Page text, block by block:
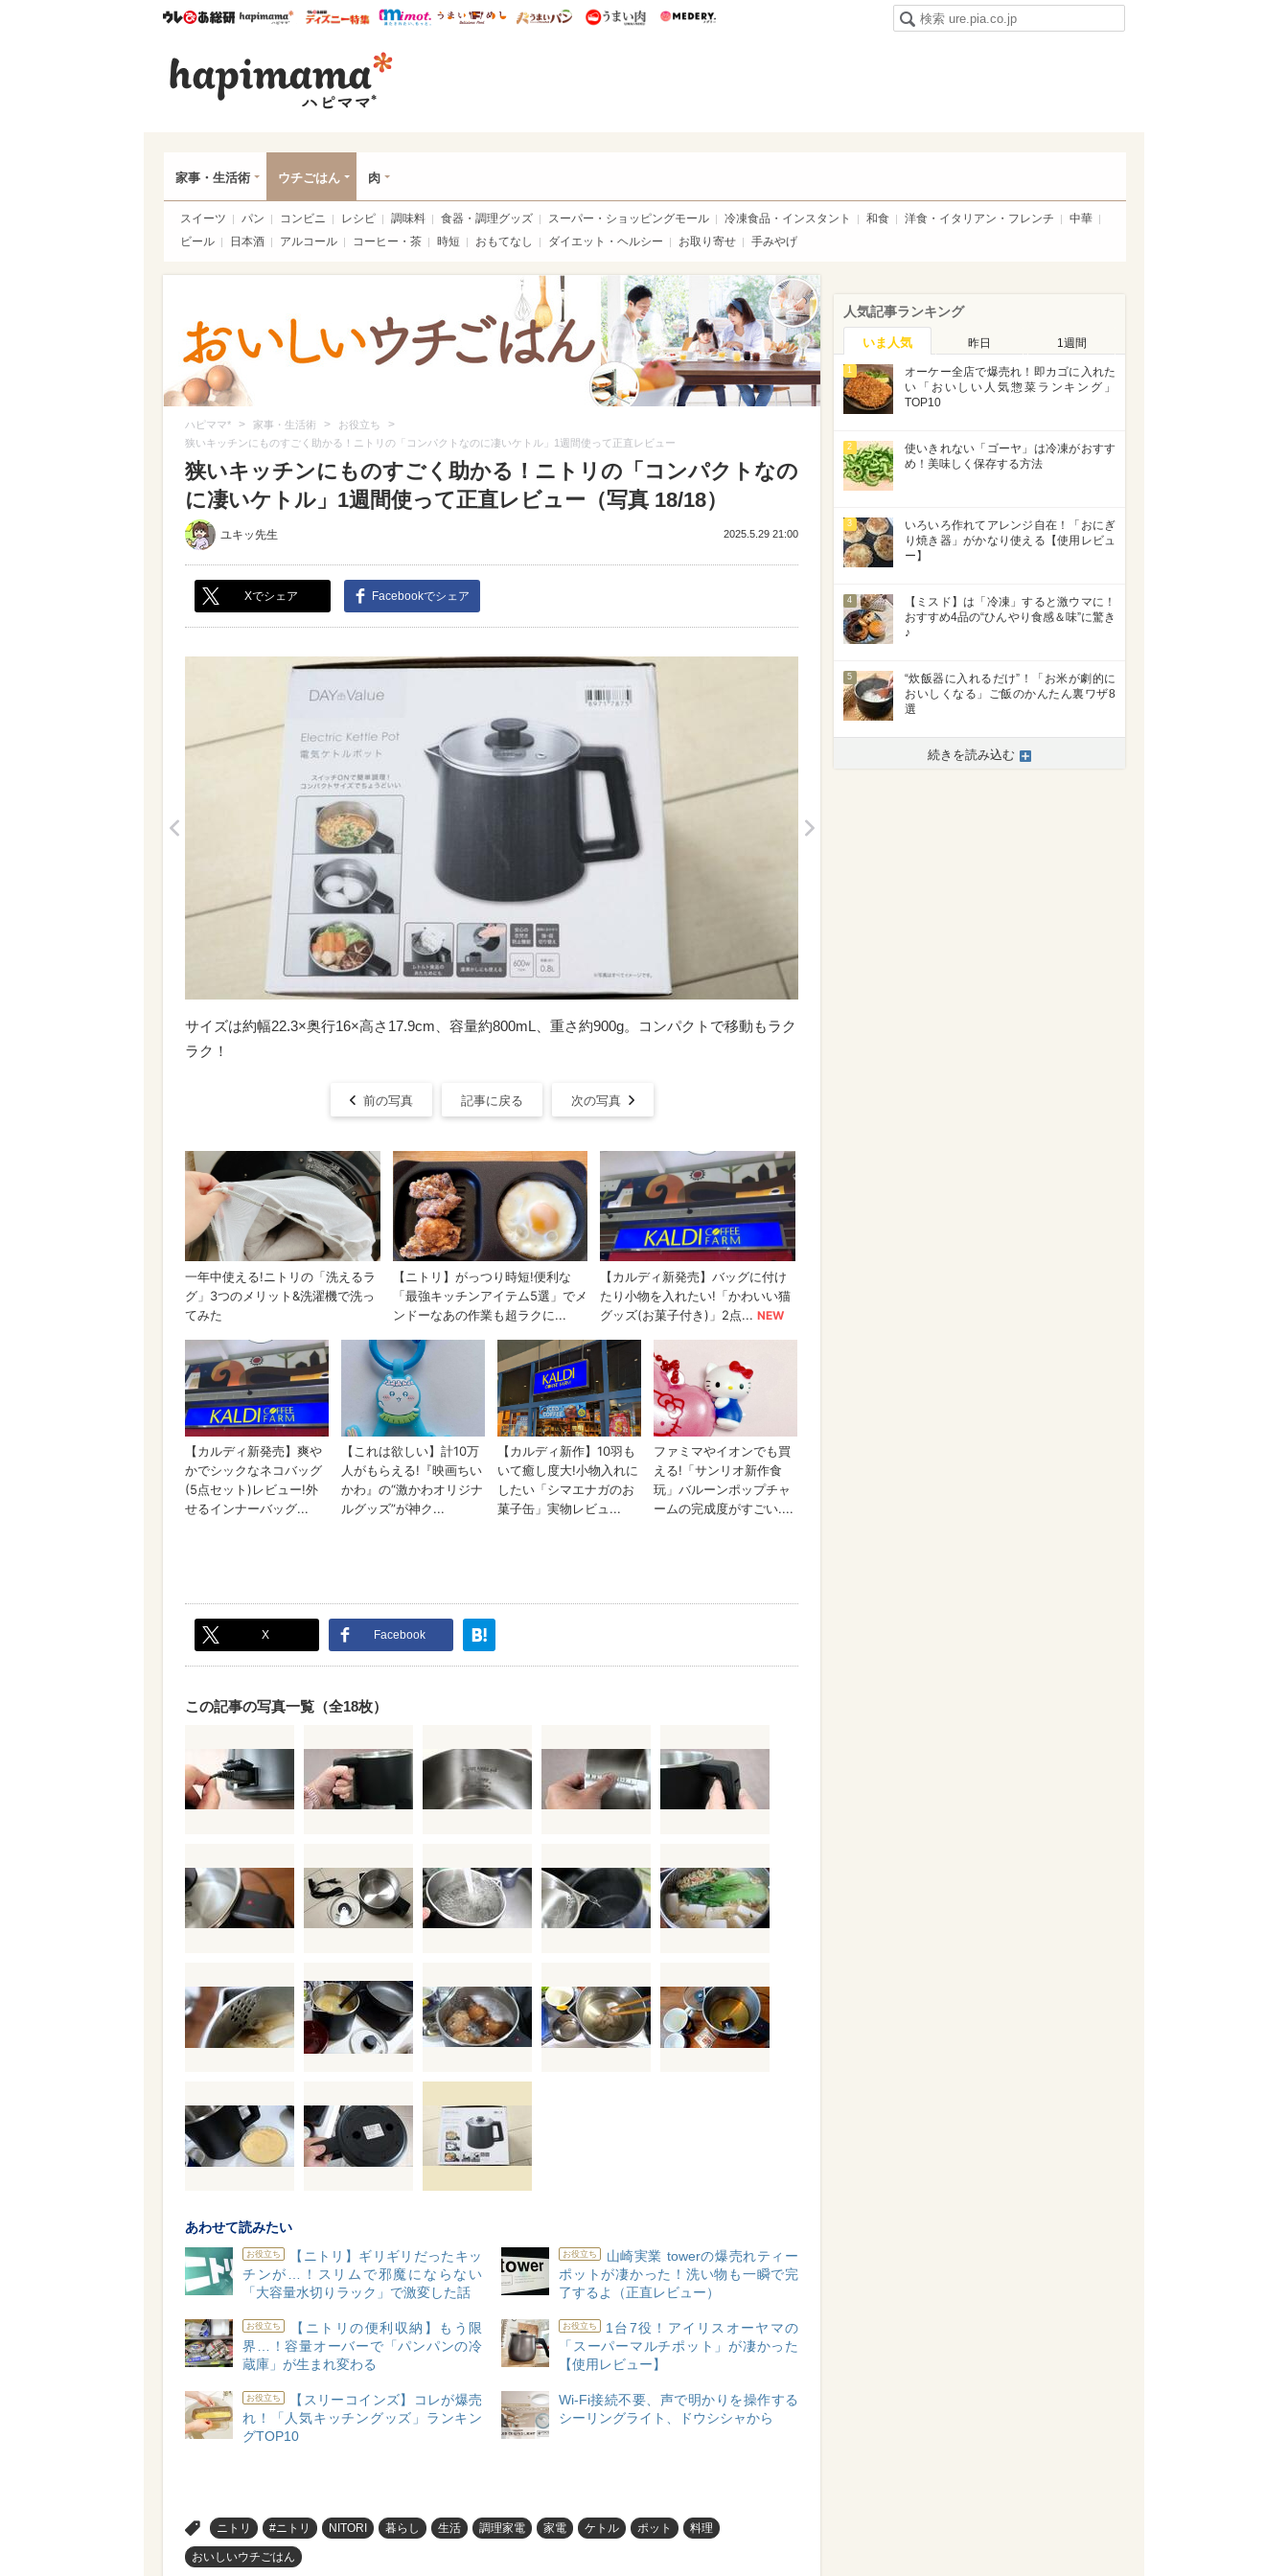
ウレぴあ総研ハピママ* ウレぴあ総研 ディズニー特集
mimot. うまいめし うまいパン うまい肉
家事・生活術 ウチごはん 肉
スイーツ パン コンビニ レシピ 調味料 食器・調理グッズ スーパー・ショッピングモール 冷凍食品・インスタント 和食 洋食・イタリアン・フレンチ
中華
ビール
日本酒 アルコール コーヒー・茶 時短 おもてなし ダイエット・ヘルシー お取り寄せ 手みやげ
ハピママ* > 家事・生活術 > お役立ち >
狭いキッチンにものすごく助かる！ニトリの「コンパクトなのに凄いケトル」1週間使って正直レビュー
狭いキッチンにものすごく助かる！ニトリの「コンパクトなの
に凄いケトル」1週間使って正直レビュー（写真 18/18）
ユキッ先生 2025.5.29 21:00
Xでシェア Facebookでシェア
サイズは約幅22.3×奥行16×高さ17.9cm、容量約800mL、重さ約900g。コンパクトで移動もラク
ラク！
前の写真 記事に戻る 次の写真
X Facebook
この記事の写真一覧（全18枚）
あわせて読みたい
お役立ち
【ニトリ】ギリギリだったキッ
チンが…！スリムで邪魔にならない
「大容量水切りラック」で激変した話
お役立ち
山崎実業 towerの爆売れティー
ポットが凄かった！洗い物も一瞬で完
了するよ（正直レビュー）
お役立ち
【ニトリの便利収納】もう限
界…！容量オーバーで「パンパンの冷
蔵庫」が生まれ変わる
お役立ち
1台7役！アイリスオーヤマの
「スーパーマルチポット」が凄かった
【使用レビュー】
お役立ち
【スリーコインズ】コレが爆売
れ！「人気キッチングッズ」ランキン
グTOP10
Wi-Fi接続不要、声で明かりを操作する
シーリングライト、ドウシシャから
ニトリ #ニトリ NITORI 暮らし 生活 調理家電 家電 ケトル ポット 料理
おいしいウチごはん
人気記事ランキング
いま人気 昨日 1週間
1
オーケー全店で爆売れ！即カゴに入れた
い「おいしい人気惣菜ランキング」
TOP10
2
使いきれない「ゴーヤ」は冷凍がおすす
め！美味しく保存する方法
3
いろいろ作れてアレンジ自在！「おにぎ
り焼き器」がかなり使える【使用レビュ
ー】
4
【ミスド】は「冷凍」すると激ウマに！
おすすめ4品の“ひんやり食感＆味”に驚き
♪
5
“炊飯器に入れるだけ”！「お米が劇的に
おいしくなる」ご飯のかんたん裏ワザ8
選
続きを読み込む